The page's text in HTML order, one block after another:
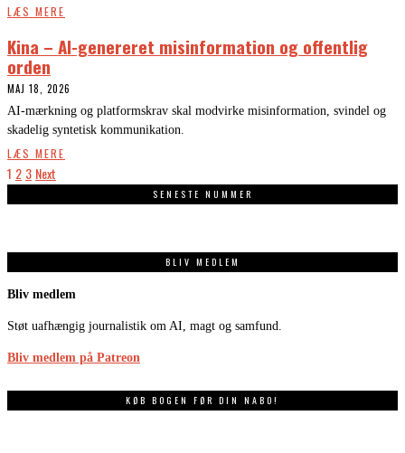
LÆS MERE
Kina – AI-genereret misinformation og offentlig
orden
MAJ 18, 2026
AI-mærkning og platformskrav skal modvirke misinformation, svindel og
skadelig syntetisk kommunikation.
LÆS MERE
1 2 3 Next
SENESTE NUMMER
BLIV MEDLEM
Bliv medlem
Støt uafhængig journalistik om AI, magt og samfund.
Bliv medlem på Patreon
KØB BOGEN FØR DIN NABO!